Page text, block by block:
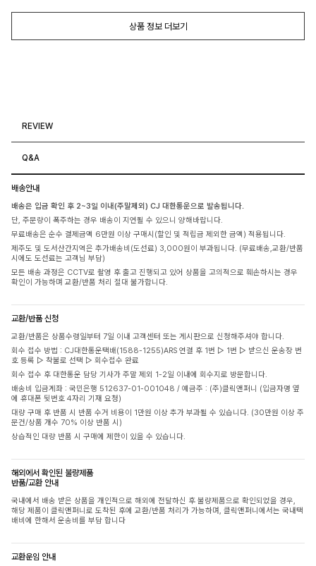
상품 정보 더보기
REVIEW
Q&A
배송안내
배송은 입금 확인 후 2~3일 이내(주말제외) CJ 대한통운으로 발송됩니다.
단, 주문량이 폭주하는 경우 배송이 지연될 수 있으니 양해바랍니다.
무료배송은 순수 결제금액 6만원 이상 구매시(할인 및 적립금 제외한 금액) 적용됩니다.
제주도 및 도서산간지역은 추가배송비(도선료) 3,000원이 부과됩니다. (무료배송,교환/반품
시에도 도선료는 고객님 부담)
모든 배송 과정은 CCTV로 촬영 후 출고 진행되고 있어 상품을 고의적으로 훼손하시는 경우
확인이 가능하며 교환/반품 처리 절대 불가합니다.
교환/반품 신청
교환/반품은 상품수령일부터 7일 이내 고객센터 또는 게시판으로 신청해주셔야 합니다.
회수 접수 방법 : CJ대한통운택배(1588-1255)ARS 연결 후 1번 ▷ 1번 ▷ 받으신 운송장 번
호 등록 ▷ 착불로 선택 ▷ 회수접수 완료
회수 접수 후 대한통운 담당 기사가 주말 제외 1-2일 이내에 회수지로 방문합니다.
배송비 입금계좌 : 국민은행 512637-01-001048 / 예금주 : (주)클릭앤퍼니 (입금자명 옆
에 휴대폰 뒷번호 4자리 기재 요청)
대량 구매 후 반품 시 반품 수거 비용이 1만원 이상 추가 부과될 수 있습니다. (30만원 이상 주
문건/상품 개수 70% 이상 반품 시)
상습적인 대량 반품 시 구매에 제한이 있을 수 있습니다.
해외에서 확인된 불량제품
반품/교환 안내
국내에서 배송 받은 상품을 개인적으로 해외에 전달하신 후 불량제품으로 확인되었을 경우,
해당 제품이 클릭앤퍼니로 도착된 후에 교환/반품 처리가 가능하며, 클릭앤퍼니에서는 국내택
배비에 한해서 운송비를 부담 합니다
교환운임 안내